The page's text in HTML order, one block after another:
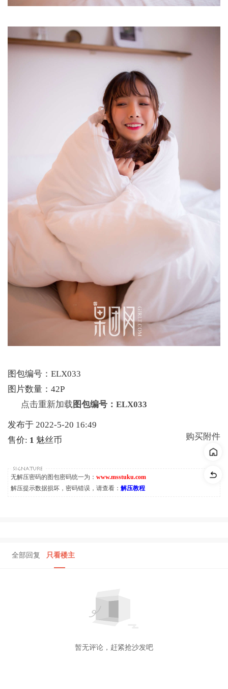
图包编号：ELX033
图片数量：42P
点击重新加载 图包编号：ELX033
发布于 2022-5-20 16:49
售价: 1 魅丝币 购买附件
无解压密码的图包密码统一为： www.msstuku.com
解压提示数据损坏，密码错误，请查看： 解压教程
全部回复 只看楼主
暂无评论，赶紧抢沙发吧